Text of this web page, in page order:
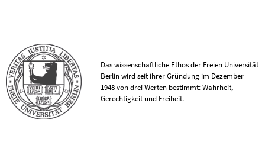
Das wissenschaftliche Ethos der Freien Universität
Berlin wird seit ihrer Gründung im Dezember
1948 von drei Werten bestimmt: Wahrheit,
Gerechtigkeit und Freiheit.